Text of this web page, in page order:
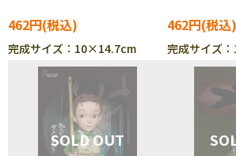
462円
完成サイズ：10×14.7cm
462円
完成サイズ